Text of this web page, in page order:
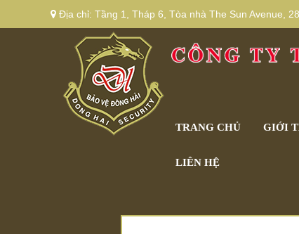
Địa chỉ: Tầng 1, Tháp 6, Tòa nhà The Sun Avenue,
TRANG CHỦ GIỚI
LIÊN HỆ